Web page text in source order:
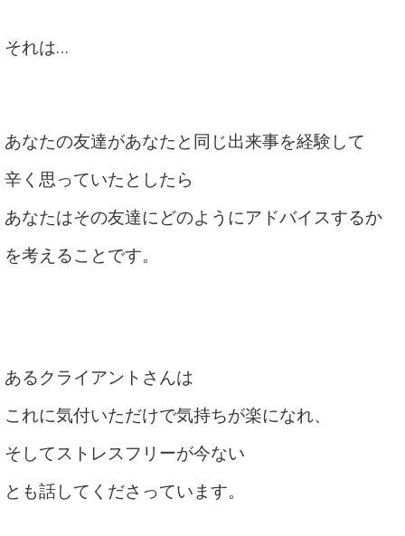
それは…
あなたの友達があなたと同じ出来事を経験して
辛く思っていたとしたら
あなたはその友達にどのようにアドバイスするか
を考えることです。
あるクライアントさんは
これに気付いただけで気持ちが楽になれ、
そしてストレスフリーが今ない
とも話してくださっています。